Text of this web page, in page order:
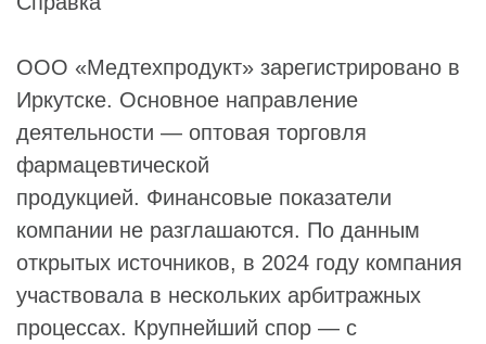
ООО «Медтехпродукт» зарегистрировано в
Иркутске. Основное направление
деятельности — оптовая торговля
фармацевтической
продукцией. Финансовые показатели
компании не разглашаются. По данным
открытых источников, в 2024 году компания
участвовала в нескольких арбитражных
процессах. Крупнейший спор — с